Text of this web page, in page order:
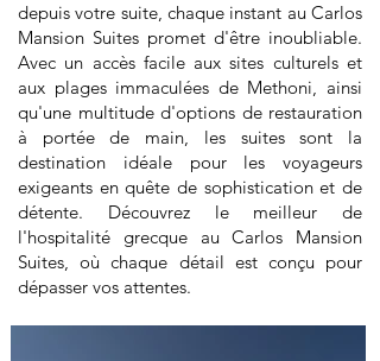
depuis votre suite, chaque instant au Carlos
Mansion Suites promet d'être inoubliable.
Avec un accès facile aux sites culturels et
aux plages immaculées de Methoni, ainsi
qu'une multitude d'options de restauration
à portée de main, les suites sont la
destination idéale pour les voyageurs
exigeants en quête de sophistication et de
détente. Découvrez le meilleur de
l'hospitalité grecque au Carlos Mansion
Suites, où chaque détail est conçu pour
dépasser vos attentes.